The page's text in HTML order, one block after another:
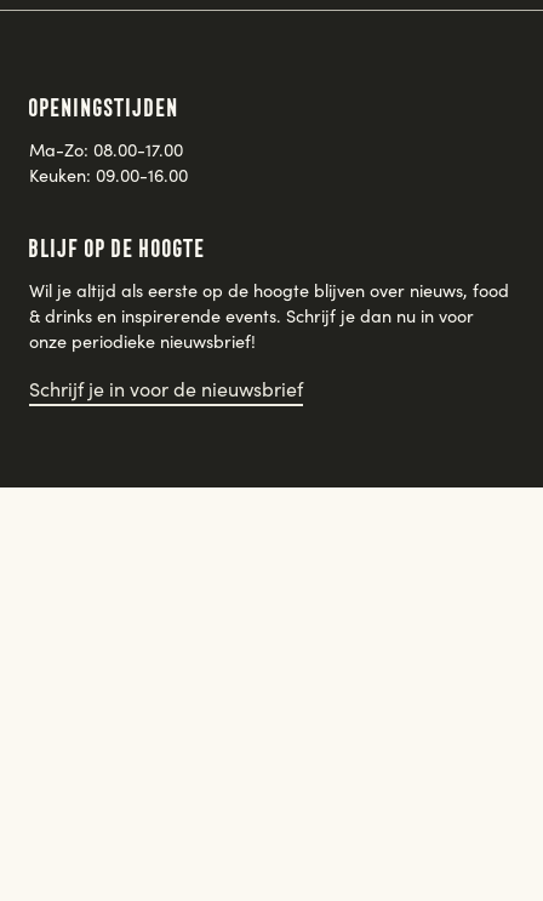
Openingstijden
Ma-Zo: 08.00-17.00
Keuken: 09.00-16.00
Blijf op de hoogte
Wil je altijd als eerste op de hoogte blijven over nieuws, food
& drinks en inspirerende events. Schrijf je dan nu in voor
onze periodieke nieuwsbrief!
Schrijf je in voor de nieuwsbrief